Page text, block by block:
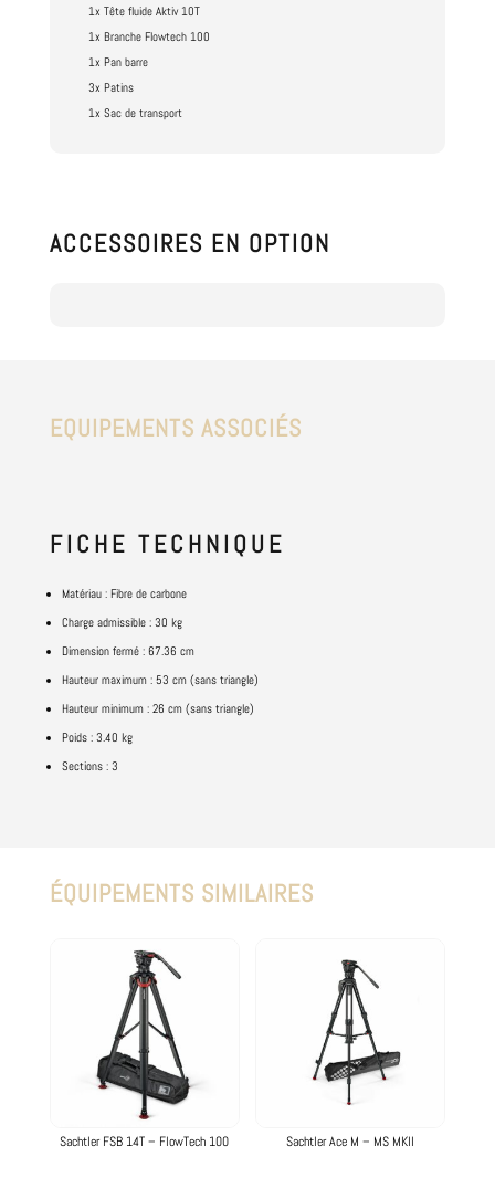
1x Tête fluide Aktiv 10T
1x Branche Flowtech 100
1x Pan barre
3x Patins
1x Sac de transport
ACCESSOIRES EN OPTION
EQUIPEMENTS ASSOCIÉS
FICHE TECHNIQUE
Matériau : Fibre de carbone
Charge admissible :30 kg
Dimension fermé : 67.36 cm
Hauteur maximum : 53 cm (sans triangle)
Hauteur minimum : 26 cm (sans triangle)
Poids : 3.40 kg
Sections : 3
ÉQUIPEMENTS SIMILAIRES
Sachtler FSB 14T – FlowTech 100 Sachtler Ace M – MS MKII